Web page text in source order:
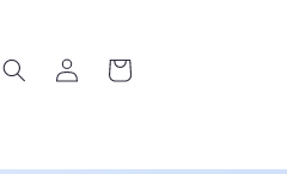
Einloggen Warenkorb